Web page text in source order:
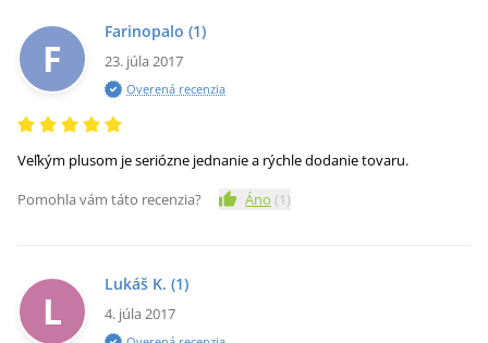
F
Farinopalo (1)
23. júla 2017
Overená recenzia
Veľkým plusom je seriózne jednanie a rýchle dodanie tovaru.
Pomohla vám táto recenzia?
Áno (1)
L
Lukáš K. (1)
4. júla 2017